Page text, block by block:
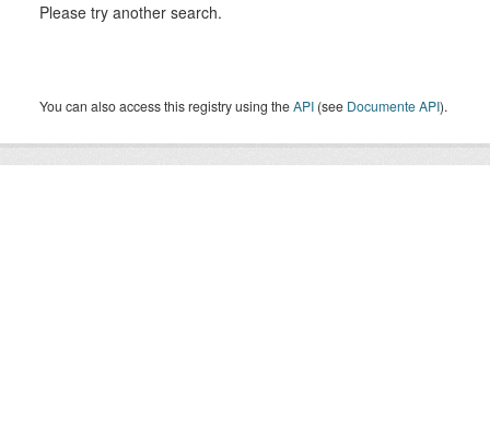
Please try another search.
You can also access this registry using theAPI (see Documente API).